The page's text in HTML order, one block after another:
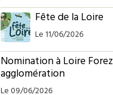
Fête de la Loire
Le 11/06/2026
Nomination à Loire Forez
agglomération